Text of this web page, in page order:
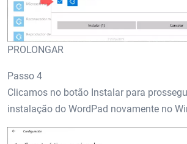
PROLONGAR
Passo 4
Clicamos no botão Instalar para
instalação do WordPad novamente no